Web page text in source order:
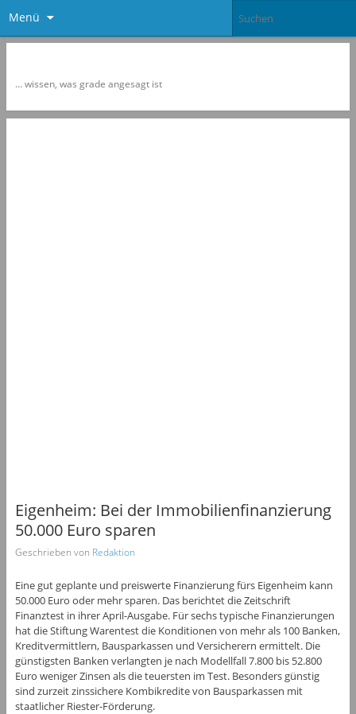
Menü
… wissen, was grade angesagt ist
Eigenheim: Bei der Immobilienfinanzierung
50.000 Euro sparen
Geschrieben von Redaktion
Eine gut geplante und preiswerte Finanzierung fürs Eigenheim kann
50.000 Euro oder mehr sparen. Das berichtet die Zeitschrift
Finanztest in ihrer April-Ausgabe. Für sechs typische Finanzierungen
hat die Stiftung Warentest die Konditionen von mehr als 100 Banken,
Kreditvermittlern, Bausparkassen und Versicherern ermittelt. Die
günstigsten Banken verlangten je nach Modellfall 7.800 bis 52.800
Euro weniger Zinsen als die teuersten im Test. Besonders günstig
sind zurzeit zinssichere Kombikredite von Bausparkassen mit
staatlicher Riester-Förderung.